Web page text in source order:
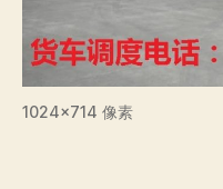
1024×714 像素